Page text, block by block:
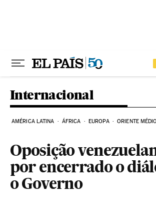
Internacional
AMÉRICA LATINA ÁFRICA EUROPA ORIENTE MÉDIO
Oposição
por encerrado o
o Governo